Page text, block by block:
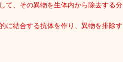
て、その異物を生体内から除去する分
に結合する抗体を作り、異物を排除す